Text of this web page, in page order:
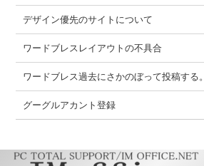
デザイン優先のサイトについて
ワードブレスレイアウトの不具合
ワードブレス過去にさかのぼって投稿する。
グーグルアカント登録